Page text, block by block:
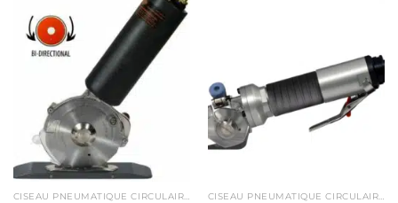
CISEAU PNEUMATIQUE CIRCULAIRE CISEAU PNEUMATIQUE CIRCULAIRE